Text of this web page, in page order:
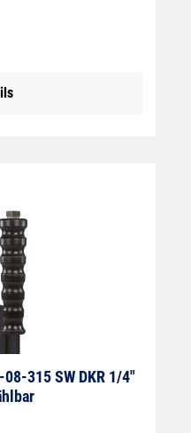
Gebäudereinig
8mm
einlagig
315 SW DKR 1/4"